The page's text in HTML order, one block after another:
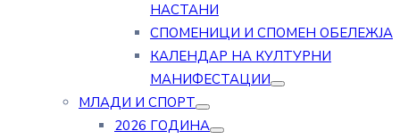
НАСТАНИ
СПОМЕНИЦИ И СПОМЕН ОБЕЛЕЖЈА
КАЛЕНДАР НА КУЛТУРНИ
МАНИФЕСТАЦИИ
МЛАДИ И СПОРТ
2026 ГОДИНА